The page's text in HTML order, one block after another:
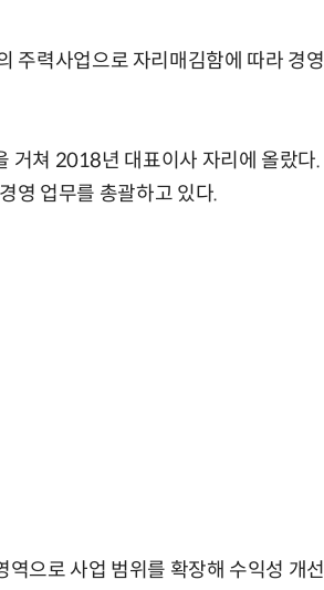
주력사업으로 자리매김함에 따라 경영
거쳐 2018년 대표이사 자리에 올랐다.
영 업무를 총괄하고 있다.
으로 사업 범위를 확장해 수익성 개선